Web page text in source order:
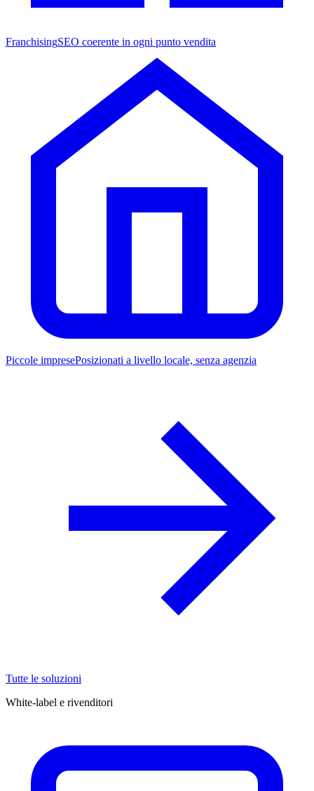
FranchisingSEO coerente in ogni punto vendita
Piccole impresePosizionati a livello locale, senza agenzia
Tutte le soluzioni
White-label e rivenditori